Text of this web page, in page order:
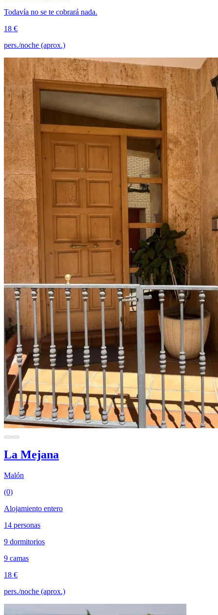
Todavía no se te cobrará nada.
18 €
pers./noche (aprox.)
La Mejana
Malón
(0)
Alojamiento entero
14 personas
9 dormitorios
9 camas
18 €
pers./noche (aprox.)